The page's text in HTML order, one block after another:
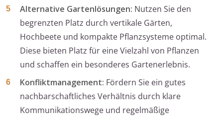
Alternative Gartenlösungen: Nutzen Sie den
begrenzten Platz durch vertikale Gärten,
Hochbeete und kompakte Pflanzsysteme optimal.
Diese bieten Platz für eine Vielzahl von Pflanzen
und schaffen ein besonderes Gartenerlebnis.
Konfliktmanagement: Fördern Sie ein gutes
nachbarschaftliches Verhältnis durch klare
Kommunikationswege und regelmäßige